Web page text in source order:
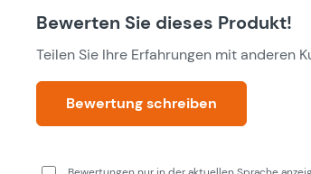
Bewerten Sie dieses Produkt!
Teilen Sie Ihre Erfahrungen mit anderen
Bewertung schreiben